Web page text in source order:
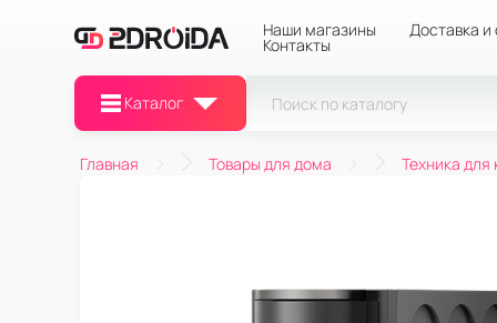
Наши магазины Доставка и
Контакты
Каталог
Главная Товары для дома Техника для